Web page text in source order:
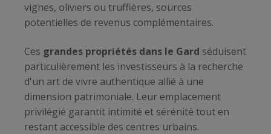
vignes, oliviers ou truffières, sources
potentielles de revenus complémentaires.
Ces grandes propriétés dans le Gard séduisent
particulièrement les investisseurs à la recherche
d'un art de vivre authentique allié à une
dimension patrimoniale. Leur emplacement
privilégié garantit intimité et sérénité tout en
restant accessible des centres urbains.